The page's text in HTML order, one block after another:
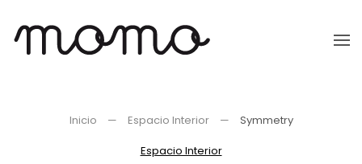
Ir
Inicio Espacio Interior
Symmetry
Espacio Interior